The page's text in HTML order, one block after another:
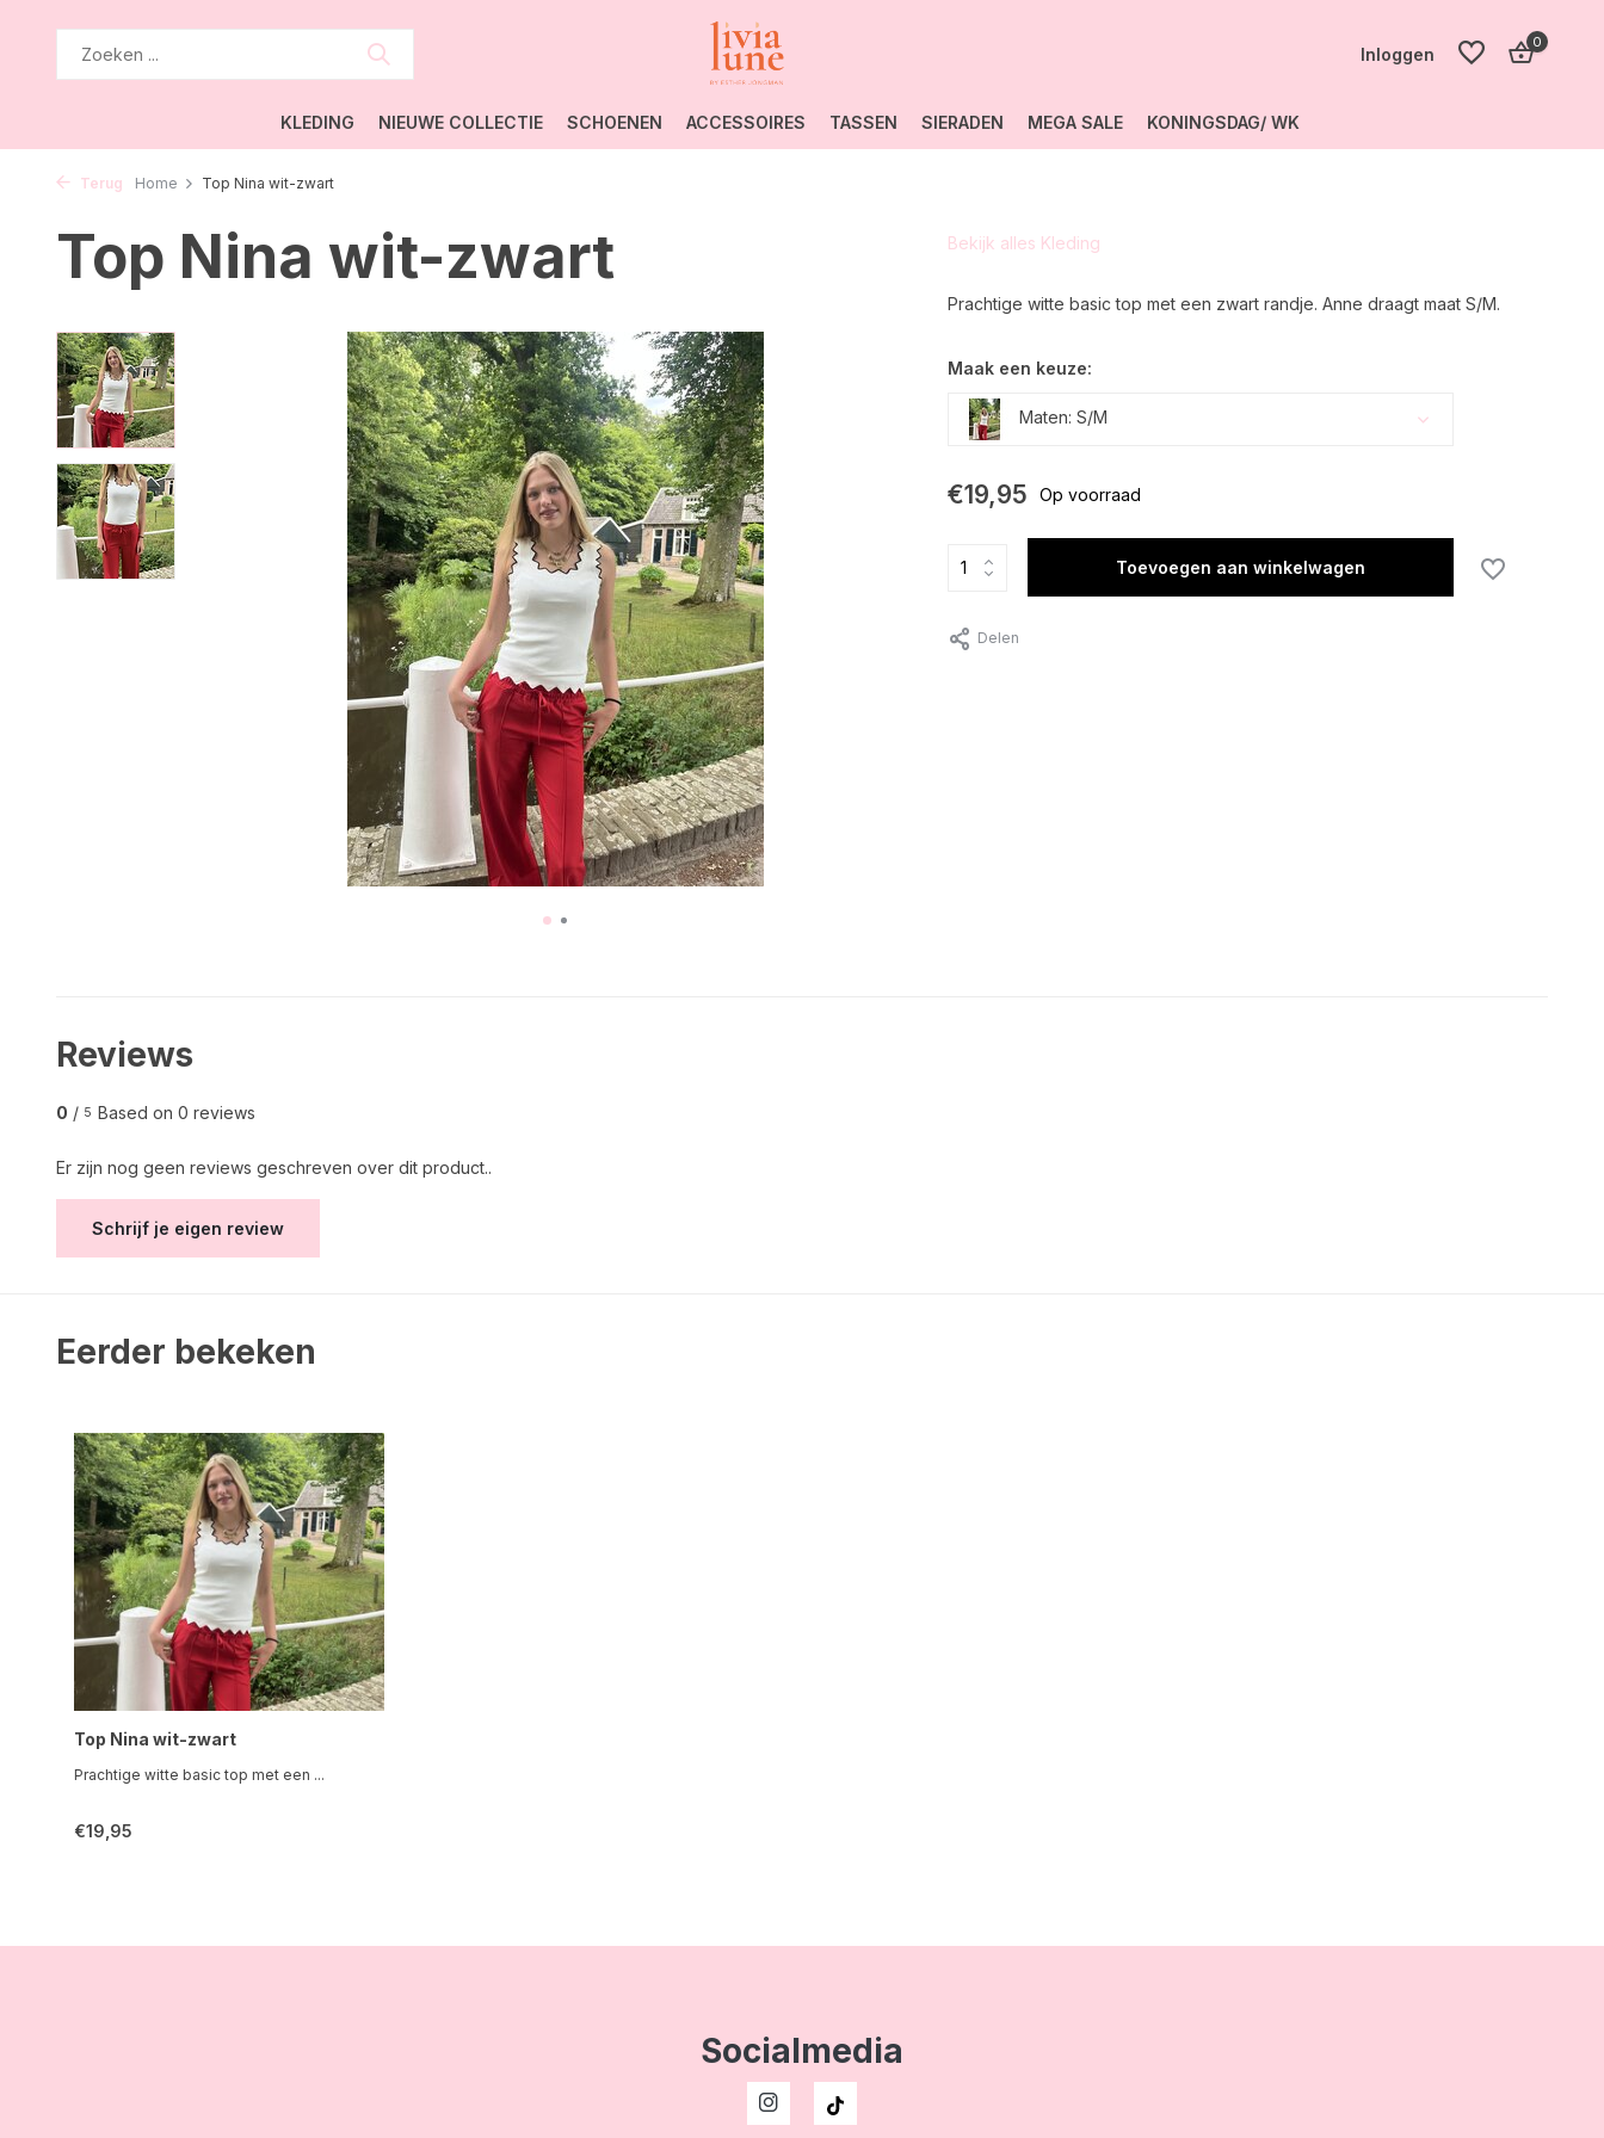
Inloggen
0
KLEDING NIEUWE COLLECTIE SCHOENEN ACCESSOIRES TASSEN SIERADEN MEGA SALE KONINGSDAG/ WK
Terug Home Top Nina wit-zwart
Top Nina wit-zwart Bekijk alles Kleding
Prachtige witte basic top met een zwart randje. Anne draagt maat S/M.
Maak een keuze:
Maten: S/M
€19,95 Op voorraad
Toevoegen aan winkelwagen
Delen
Reviews
0 / 5 Based on 0 reviews
Er zijn nog geen reviews geschreven over dit product..
Schrijf je eigen review
Eerder bekeken
Top Nina wit-zwart
Prachtige witte basic top met een ...
€19,95
Socialmedia